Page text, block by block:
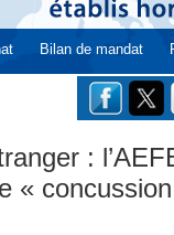
Bilan de mandat
:
«